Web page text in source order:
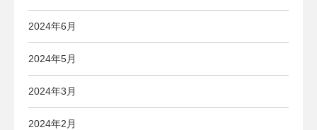
2024年6月
2024年5月
2024年3月
2024年2月